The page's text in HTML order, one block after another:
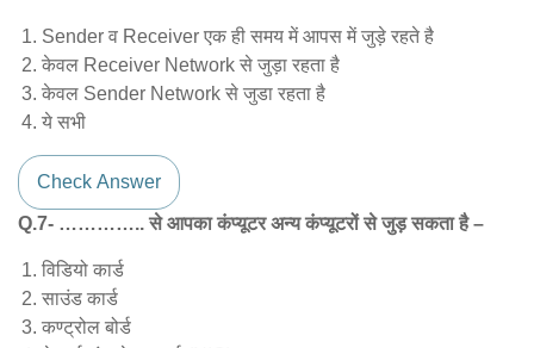
Sender व Receiver एक ही समय में आपस में जुड़े रहते है
केवल Receiver Network से जुड़ा रहता है
केवल Sender Network से जुडा रहता है
ये सभी
Check Answer
Q.7- ………….. से आपका कंप्यूटर अन्य कंप्यूटरों से जुड़ सकता है –
विडियो कार्ड
साउंड कार्ड
कण्ट्रोल बोर्ड